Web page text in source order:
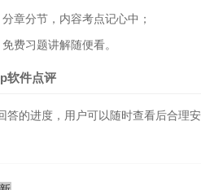
章分节，内容考点记心中；
费习题讲解随便看。
软件点评
答的进度，用户可以随时查看后合理